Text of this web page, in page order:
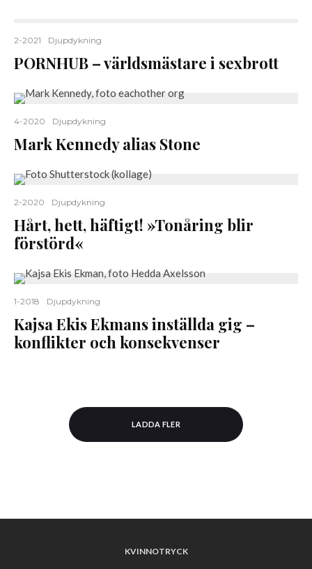
2-2021 Djupdykning
PORNHUB – världsmästare i sexbrott
4-2020 Djupdykning
Mark Kennedy alias Stone
2-2020 Djupdykning
Hårt, hett, häftigt! »Tonåring blir
förstörd«
1-2018 Djupdykning
Kajsa Ekis Ekmans inställda gig –
konflikter och konsekvenser
LADDA FLER
KVINNOTRYCK